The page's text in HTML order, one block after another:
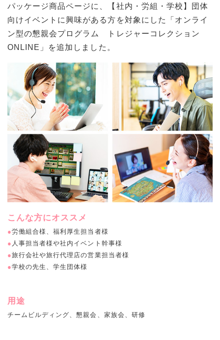
パッケージ商品ページに、【社内・労組・学校】団体
向けイベントに興味がある方を対象にした「 オンライ
ン型の懇親会プログラム トレジャーコレクション
ONLINE 」を追加しました。
こんな方にオススメ
●労働組合様、福利厚生担当者様
● 人事担当者様や社内イベント幹事様
●旅行会社や旅行代理店の営業担当者様
●学校の先生、学生団体様
用途
チームビルディング、懇親会、家族会、研修